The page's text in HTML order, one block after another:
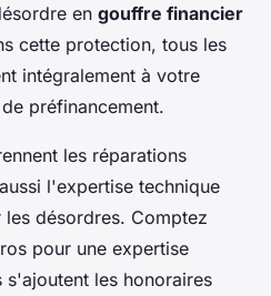
en gouffre financier
cette protection, tous les
intégralement à votre
préfinancement.
les réparations
l'expertise technique
désordres. Comptez
pour une expertise
les honoraires